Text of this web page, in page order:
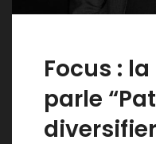
Focus :
parle